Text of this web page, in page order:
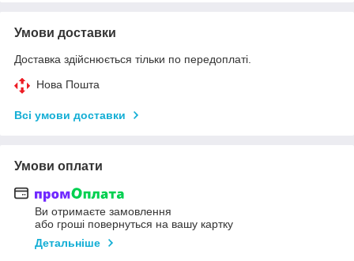
Умови доставки
Доставка здійснюється тільки по передоплаті.
Нова Пошта
Всі умови доставки
Умови оплати
Ви отримаєте замовлення
або гроші повернуться на вашу картку
Детальніше